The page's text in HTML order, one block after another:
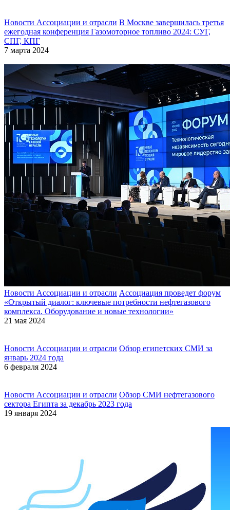
Новости Ассоциации и отрасли В Москве завершилась третья
ежегодная конференция Газомоторное топливо 2024: СУГ,
СПГ, КПГ
7 марта 2024
Новости Ассоциации и отрасли Ассоциация проведет форум
«Открытый диалог: ключевые потребности нефтегазового
комплекса. Оборудование и новые технологии»
21 мая 2024
Новости Ассоциации и отрасли Обзор египетских СМИ за
январь 2024 года
6 февраля 2024
Новости Ассоциации и отрасли Обзор СМИ нефтегазового
сектора Египта за декабрь 2023 года
19 января 2024